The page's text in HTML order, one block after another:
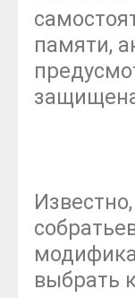
памяти,
выбрать